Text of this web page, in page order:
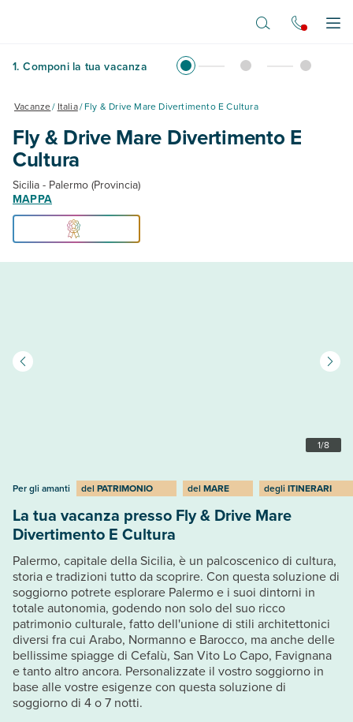
1. Componi la tua vacanza
Vacanze/ Italia/Fly & Drive Mare Divertimento E Cultura
Fly & Drive Mare Divertimento E
Cultura
Sicilia - Palermo (Provincia)
MAPPA
1/8
Per gli amanti del PATRIMONIO del MARE degli ITINERARI
La tua vacanza presso Fly & Drive Mare
Divertimento E Cultura
Palermo, capitale della Sicilia, è un palcoscenico di cultura,
storia e tradizioni tutto da scoprire. Con questa soluzione di
soggiorno potrete esplorare Palermo e i suoi dintorni in
totale autonomia, godendo non solo del suo ricco
patrimonio culturale, fatto dell'unione di stili architettonici
diversi fra cui Arabo, Normanno e Barocco, ma anche delle
bellissime spiagge di Cefalù, San Vito Lo Capo, Favignana
e tanto altro ancora. Personalizzate il vostro soggiorno in
base alle vostre esigenze con questa soluzione di
soggiorno di 4 o 7 notti.